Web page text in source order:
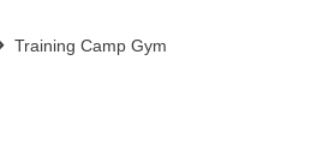
Training Camp Gym